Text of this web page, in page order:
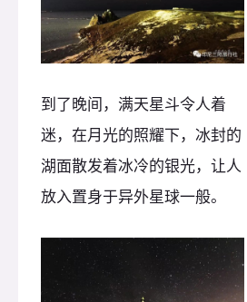
到了晚间，满天星斗令人着
迷，在月光的照耀下，冰封的
湖面散发着冰冷的银光，让人
放入置身于异外星球一般。